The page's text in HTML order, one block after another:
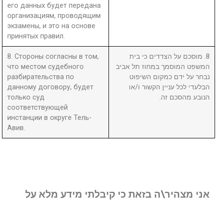
его данных будет передана
организациям, проводящим
экзамены, и это на основе
принятых правил.
8. Стороны согласны в том,
что местом судебного
разбирательства по
данному договору, будет
только суд
соответствующей
инстанции в округе Тель-
Авив.
8. מוסכם על הצדדים כי בית
המשפט המוסמך במחוז תל אביב
נבחר על ידם כמקום השיפוט
הבלעדי לכל עניין הקשור ו/או
הנובע מהסכם זה.
אני מצהיר\ה בזאת כי קיבלתי מידע מלא על